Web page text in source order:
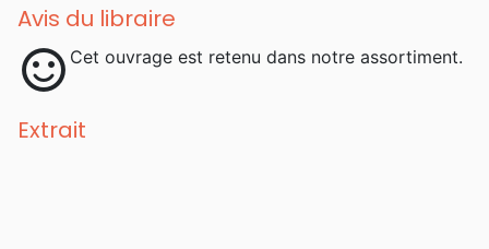
Avis du libraire
sentiment_satisfied Cet ouvrage est retenu dans notre assortiment.
Extrait